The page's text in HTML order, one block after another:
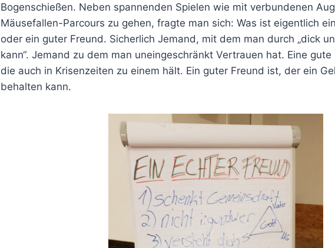
Bogenschießen. Neben spannenden Spielen wie mit verbundenen
Mäusefallen-Parcours zu gehen, fragte man sich: Was ist eigentlich
oder ein guter Freund. Sicherlich Jemand, mit dem man durch „dick
kann“. Jemand zu dem man uneingeschränkt Vertrauen hat. Eine
die auch in Krisenzeiten zu einem hält. Ein guter Freund ist, der ein
behalten kann.